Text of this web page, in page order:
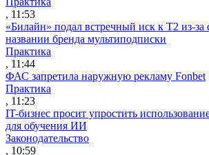
, 11:53
«Билайн» подал встречный иск к Т2 из-за
названии бренда мультиподписки
Практика
, 11:44
ФАС запретила наружную рекламу Fonbet
Практика
, 11:23
IT-бизнес просит упростить
для обучения ИИ
Законодательство
, 10:59